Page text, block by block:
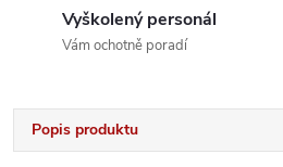
Vyškolený personál
Vám ochotně poradí
Popis produktu